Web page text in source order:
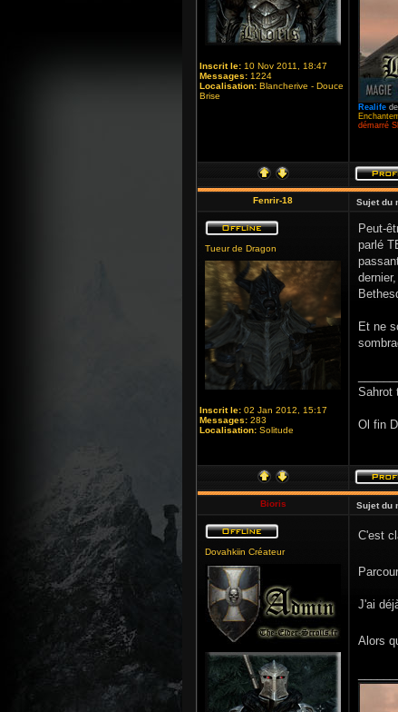
Inscrit le: 10 Nov 2011, 18:47
Messages: 1224
Localisation: Blancherive - Douce
Brise
Realife
démarré
Fenrir-18 Sujet du
Tueur de Dragon
Inscrit le: 02 Jan 2012, 15:17
Messages: 283
Localisation: Solitude
Peut-
parlé
Et ne
Sahrot
Ol fin
Bioris Sujet du
Dovahkiin Créateur
C'est
J'ai
Alors